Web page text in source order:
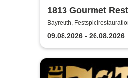
1813 Gourmet
2026
Bayreuth,
Festspiele
09.08.2026 - 26.08.2026